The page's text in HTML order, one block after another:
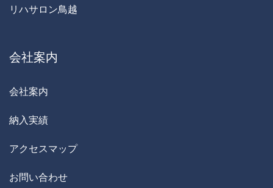
リハサロン鳥越
会社案内
会社案内
納入実績
アクセスマップ
お問い合わせ